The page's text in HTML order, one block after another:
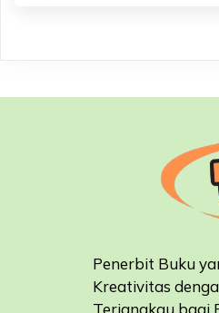
Penerbit Buku
Kreativitas
Terjangkau bagi